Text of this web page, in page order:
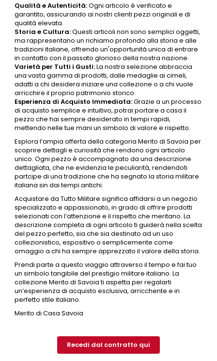
Qualità e Autenticità:Ogni articolo è verificato e
garantito, assicurando ai nostri clienti pezzi originali e di
qualità elevata.
Storia e Cultura:Questi articoli non sono semplici oggetti,
ma rappresentano un richiamo profondo alla storia e alle
tradizioni italiane, offrendo un'opportunità unica di entrare
in contatto con il passato glorioso della nostra nazione.
Varietà per Tutti i Gusti:La nostra selezione abbraccia
una vasta gamma di prodotti, dalle medaglie ai cimeli,
adatti a chi desidera iniziare una collezione o a chi vuole
arricchire il proprio patrimonio storico.
Esperienza di Acquisto Immediata:Grazie a un processo
di acquisto semplice e intuitivo, potrai portare a casa il
pezzo che hai sempre desiderato in tempi rapidi,
mettendo nelle tue mani un simbolo di valore e rispetto.
Esplora l’ampia offerta della categoria Merito di Savoia per
scoprire dettagli e curiosità che rendono ogni articolo
unico. Ogni pezzo è accompagnato da una descrizione
dettagliata, che ne evidenzia le peculiarità, rendendoti
partcipe di una tradizione che ha segnato la storia militare
italiana sin dai tempi antichi.
Acquistare da Tutto Militare significa affidarsi a un negozio
specializzato e appassionato, in grado di offrire prodotti
selezionati con l’attenzione e il rispetto che meritano. La
descrizione completa di ogni articolo ti guiderà nella scelta
del pezzo perfetto, sia che sia destinato ad un uso
collezionistico, espositivo o semplicemente come
omaggio a chi ha sempre apprezzato il valore della storia.
Prendi parte a questo viaggio attraverso il tempo e fai tuo
un simbolo tangibile del prestigio militare italiano. La
collezione Merito di Savoia ti aspetta per regalarti
un’esperienza di acquisto esclusiva, arricchente e in
perfetto stile italiano.
Merito di Casa Savoia
Recedi dal contratto qui